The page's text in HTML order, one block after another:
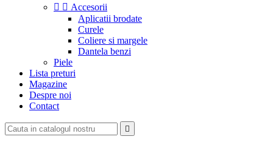
  Accesorii
Aplicatii brodate
Curele
Coliere si margele
Dantela benzi
Piele
Lista preturi
Magazine
Despre noi
Contact
